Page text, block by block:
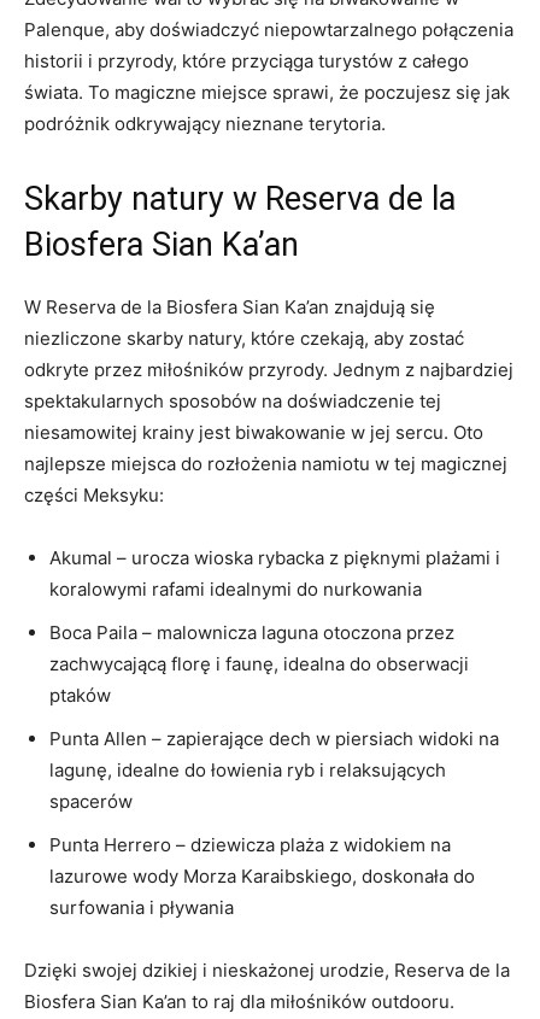
Palenque, aby doświadczyć niepowtarzalnego połączenia
historii i przyrody, które przyciąga turystów z całego
świata. To magiczne miejsce sprawi, że poczujesz się jak
podróżnik odkrywający nieznane terytoria.
Skarby natury w Reserva de la
Biosfera Sian Ka’an
W Reserva de la Biosfera Sian Ka’an znajdują się
niezliczone skarby natury, które czekają, aby zostać
odkryte przez miłośników przyrody. Jednym z najbardziej
spektakularnych sposobów na doświadczenie tej
niesamowitej krainy jest biwakowanie w jej sercu. Oto
najlepsze miejsca do rozłożenia namiotu w tej magicznej
części Meksyku:
Akumal – urocza wioska rybacka z pięknymi plażami i
koralowymi rafami idealnymi do nurkowania
Boca Paila – malownicza laguna otoczona przez
zachwycającą florę i faunę, idealna do obserwacji
ptaków
Punta Allen – zapierające dech w piersiach widoki na
lagunę, idealne do łowienia ryb i relaksujących
spacerów
Punta Herrero – dziewicza plaża z widokiem na
lazurowe wody Morza Karaibskiego, doskonała do
surfowania i pływania
Dzięki swojej dzikiej i nieskażonej urodzie, Reserva de la
Biosfera Sian Ka’an to raj dla miłośników outdooru.